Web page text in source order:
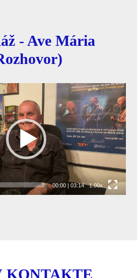
- Ave Mária
00:00| 03:14 1.00x
KONTAKTE